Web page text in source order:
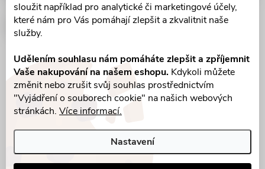
sloužit například pro analytické či marketingové účely,
které nám pro Vás pomáhají zlepšit a zkvalitnit naše
služby.
Udělením souhlasu nám pomáháte zlepšit a zpříjemnit
Vaše nakupování na našem eshopu. Kdykoli můžete
změnit nebo zrušit svůj souhlas prostřednictvím
"Vyjádření o souborech cookie" na našich webových
stránkách. Více informací.
Nastavení
Facebook